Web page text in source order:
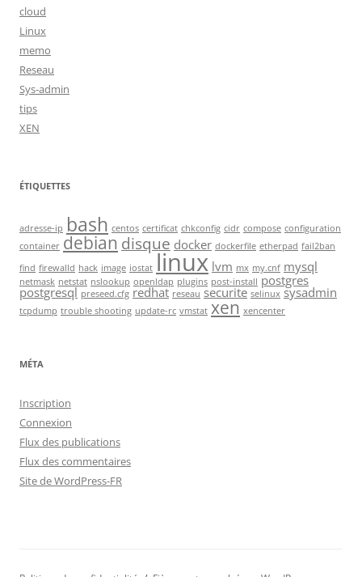
cloud
Linux
memo
Reseau
Sys-admin
tips
XEN
ÉTIQUETTES
adresse-ip bash centos certificat chkconfig cidr compose configuration
container debian disque docker dockerfile etherpad fail2ban
find firewalld hack image iostat linux lvm mx my.cnf mysql
netmask netstat nslookup openldap plugins post-install postgres
postgresql preseed.cfg redhat reseau securite selinux sysadmin
tcpdump trouble shooting update-rc vmstat xen xencenter
MÉTA
Inscription
Connexion
Flux des publications
Flux des commentaires
Site de WordPress-FR